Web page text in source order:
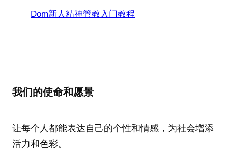
Dom新人精神管教入门教程
我们的使命和愿景
让每个人都能表达自己的个性和情感，为社会增添
活力和色彩。